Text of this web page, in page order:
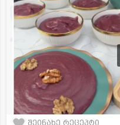
შეინახე რეცეპტი